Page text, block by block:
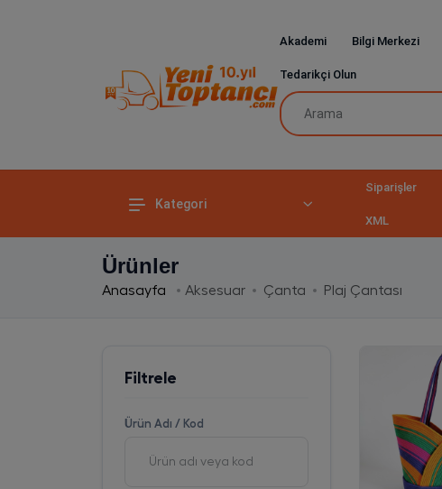
Akademi Bilgi Merkezi
Tedarikçi Olun
Kategori
Siparişler
XML
Ürünler
Anasayfa Aksesuar Çanta Plaj Çantası
Filtrele
Ürün Adı / Kod